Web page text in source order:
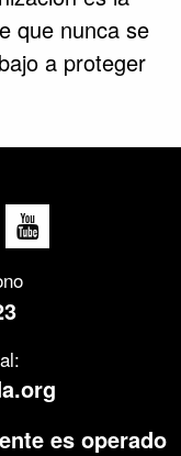
que nunca se
a proteger
es operado